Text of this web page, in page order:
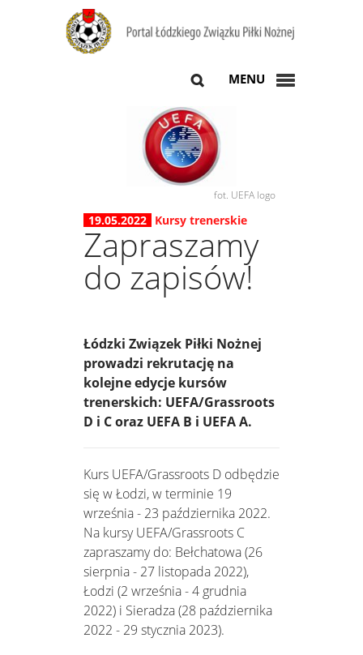
MENU
fot. UEFA logo
19.05.2022 Kursy trenerskie
Zapraszamy
do zapisów!
Łódzki Związek Piłki Nożnej
prowadzi rekrutację na
kolejne edycje kursów
trenerskich: UEFA/Grassroots
D i C oraz UEFA B i UEFA A.
Kurs UEFA/Grassroots D odbędzie
się w Łodzi, w terminie 19
września - 23 października 2022.
Na kursy UEFA/Grassroots C
zapraszamy do: Bełchatowa (26
sierpnia - 27 listopada 2022),
Łodzi (2 września - 4 grudnia
2022) i Sieradza (28 października
2022 - 29 stycznia 2023).